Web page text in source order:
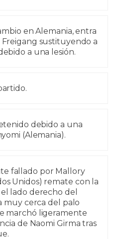
en Alemania, entra
Freigang sustituyendo a
a una lesión.
debido a una
(Alemania).
fallado por Mallory
Unidos) remate con la
lado derecho del
muy cerca del palo
marchó ligeramente
de Naomi Girma tras